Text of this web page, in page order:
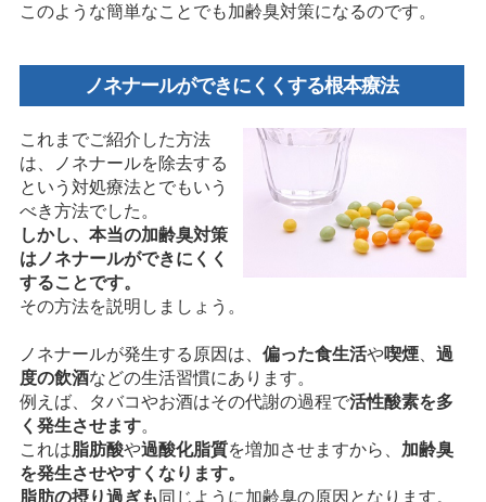
このような簡単なことでも加齢臭対策になるのです。
ノネナールができにくくする根本療法
これまでご紹介した方法
は、ノネナールを除去する
という対処療法とでもいう
べき方法でした。
しかし、本当の加齢臭対策
はノネナールができにくく
することです。
その方法を説明しましょう。
ノネナールが発生する原因は、 偏った食生活や喫煙、 過
度の飲酒などの生活習慣にあります。
例えば、タバコやお酒はその代謝の過程で活性酸素を多
く発生させます。
これは脂肪酸や過酸化脂質を増加させますから、 加齢臭
を発生させやすくなります。
脂肪の摂り過ぎも 同じように加齢臭の原因となります。